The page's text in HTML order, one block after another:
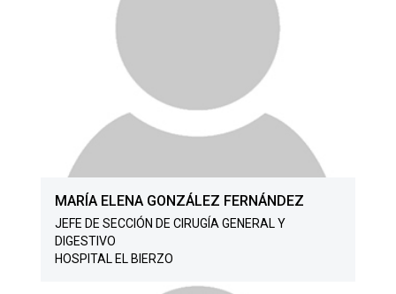
MARÍA ELENA GONZÁLEZ FERNÁNDEZ
JEFE DE SECCIÓN DE CIRUGÍA GENERAL Y
DIGESTIVO
HOSPITAL EL BIERZO